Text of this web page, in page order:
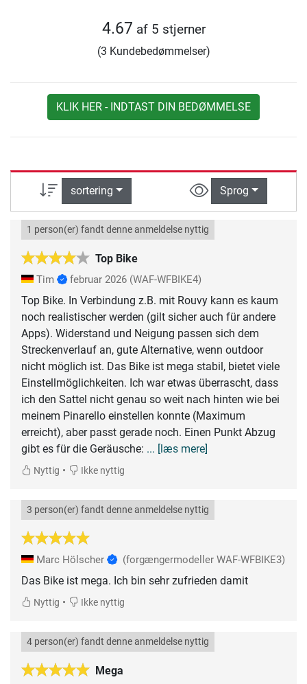
4.67 af 5 stjerner
(3 Kundebedømmelser)
KLIK HER - INDTAST DIN BEDØMMELSE
sortering Sprog
Top Bike
1 person(er) fandt denne anmeldelse nyttig
Tim februar 2026 (WAF-WFBIKE4)
Top Bike. In Verbindung z.B. mit Rouvy kann es kaum
noch realistischer werden (gilt sicher auch für andere
Apps). Widerstand und Neigung passen sich dem
Streckenverlauf an, gute Alternative, wenn outdoor
nicht möglich ist. Das Bike ist mega stabil, bietet viele
Einstellmöglichkeiten. Ich war etwas überrascht, dass
ich den Sattel nicht genau so weit nach hinten wie bei
meinem Pinarello einstellen konnte (Maximum
erreicht), aber passt gerade noch. Einen Punkt Abzug
gibt es für die Geräusche: ... [læs mere]
Nyttig • Ikke nyttig
3 person(er) fandt denne anmeldelse nyttig
Marc Hölscher (forgængermodeller WAF-WFBIKE3)
Das Bike ist mega. Ich bin sehr zufrieden damit
Nyttig • Ikke nyttig
Mega
4 person(er) fandt denne anmeldelse nyttig